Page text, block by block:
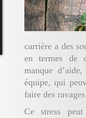
carrière a des
en termes de
manque
équipe, qui
faire des
Ce stress